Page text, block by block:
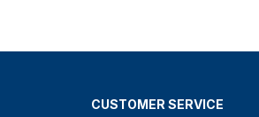
CUSTOMER SERVICE